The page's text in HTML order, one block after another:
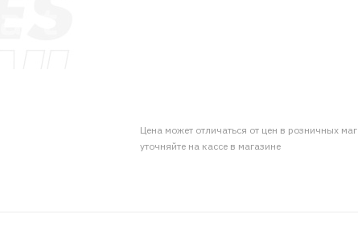
Цена может отличаться от цен в розничных
уточняйте на кассе в магазине